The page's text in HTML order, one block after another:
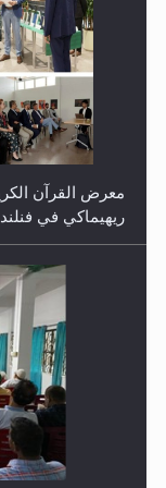
ندوة حول نظام
بنغلاديش